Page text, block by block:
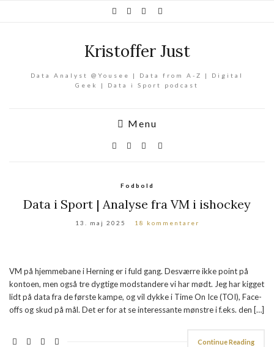
Kristoffer Just
Data Analyst @Yousee | Data from A-Z | Digital
Geek | Data i Sport podcast
Menu
Fodbold
Data i Sport | Analyse fra VM i ishockey
13. maj 2025 18 kommentarer
VM på hjemmebane i Herning er i fuld gang. Desværre ikke point på
kontoen, men også tre dygtige modstandere vi har mødt. Jeg har kigget
lidt på data fra de første kampe, og vil dykke i Time On Ice (TOI), Face-
offs og skud på mål. Det er for at se interessante mønstre i f.eks. den […]
Continue Reading